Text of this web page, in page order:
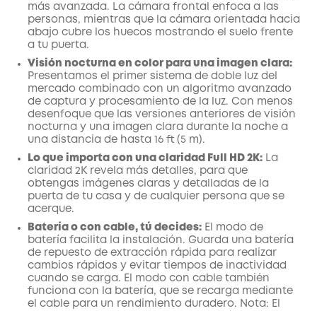
más avanzada. La cámara frontal enfoca a las
personas, mientras que la cámara orientada hacia
abajo cubre los huecos mostrando el suelo frente
a tu puerta.
Visión nocturna en color para una imagen clara:
Presentamos el primer sistema de doble luz del
mercado combinado con un algoritmo avanzado
de captura y procesamiento de la luz. Con menos
desenfoque que las versiones anteriores de visión
nocturna y una imagen clara durante la noche a
una distancia de hasta 16 ft (5 m).
Lo que importa con una claridad Full HD 2K: La
claridad 2K revela más detalles, para que
obtengas imágenes claras y detalladas de la
puerta de tu casa y de cualquier persona que se
acerque.
Batería o con cable, tú decides: El modo de
batería facilita la instalación. Guarda una batería
de repuesto de extracción rápida para realizar
cambios rápidos y evitar tiempos de inactividad
cuando se carga. El modo con cable también
funciona con la batería, que se recarga mediante
el cable para un rendimiento duradero. Nota: El